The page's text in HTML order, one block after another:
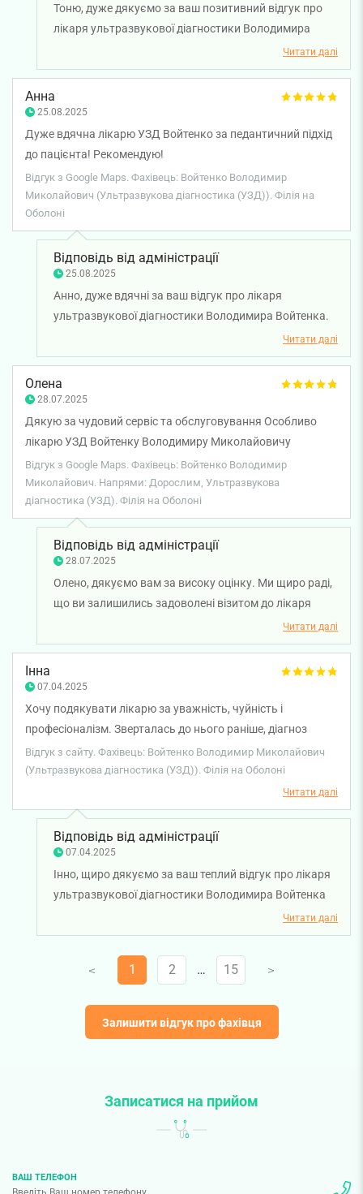
Тоню, дуже дякуємо за ваш позитивний відгук про
лікаря ультразвукової діагностики Володимира
Читати далі
Анна
25.08.2025
Дуже вдячна лікарю УЗД Войтенко за педантичний підхід
до пацієнта! Рекомендую!
Відгук з Google Maps. Фахівець: Войтенко Володимир
Миколайович (Ультразвукова діагностика (УЗД)). Філія на
Оболоні
Відповідь від адміністрації
25.08.2025
Анно, дуже вдячні за ваш відгук про лікаря
ультразвукової діагностики Володимира Войтенка.
Читати далі
Олена
28.07.2025
Дякую за чудовий сервіс та обслуговування Особливо
лікарю УЗД Войтенку Володимиру Миколайовичу
Відгук з Google Maps. Фахівець: Войтенко Володимир
Миколайович. Напрями: Дорослим, Ультразвукова
діагностика (УЗД). Філія на Оболоні
Відповідь від адміністрації
28.07.2025
Олено, дякуємо вам за високу оцінку. Ми щиро раді,
що ви залишились задоволені візитом до лікаря
ультразвукової діагностики Войтенка Володимира
Миколайовича. Бажаємо вам міцного здоров'я!
Читати далі
Інна
07.04.2025
Хочу подякувати лікарю за уважність, чуйність і
професіоналізм. Зверталась до нього раніше, діагноз
підтвердився і була вчасно проведена операція. Всім
рекомендую Володимира Миколайовича. Також подяка
Відгук з сайту. Фахівець: Войтенко Володимир Миколайович
(Ультразвукова діагностика (УЗД)). Філія на Оболоні
Читати далі
Відповідь від адміністрації
07.04.2025
Інно, щиро дякуємо за ваш теплий відгук про лікаря
ультразвукової діагностики Володимира Войтенка
та асистента лікаря. Бажаємо вам міцного здоров'я!
Читати далі
V 1 2 … 15 V
Залишити відгук про фахівця
Записатися на прийом
ВАШ ТЕЛЕФОН